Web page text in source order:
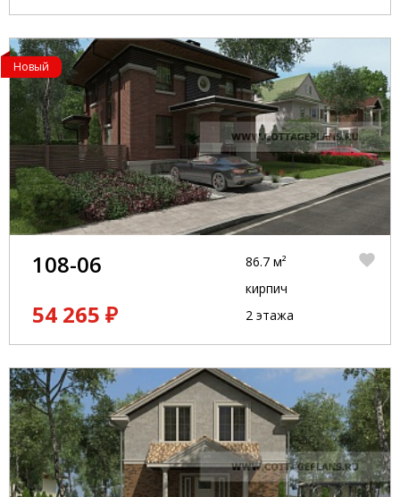
Новый
108-06
54 265 ₽
86.7 м²
кирпич
2 этажа